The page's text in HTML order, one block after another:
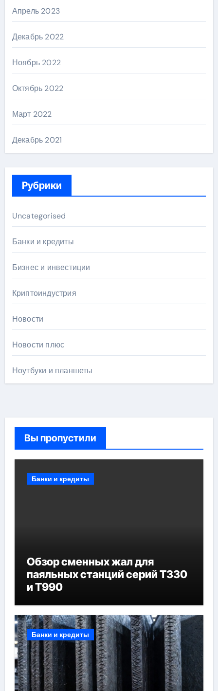
Апрель 2023
Декабрь 2022
Ноябрь 2022
Октябрь 2022
Март 2022
Декабрь 2021
Рубрики
Uncategorised
Банки и кредиты
Бизнес и инвестиции
Криптоиндустрия
Новости
Новости плюс
Ноутбуки и планшеты
Вы пропустили
Банки и кредиты
Обзор сменных жал для
паяльных станций серий T330
и T990
Банки и кредиты